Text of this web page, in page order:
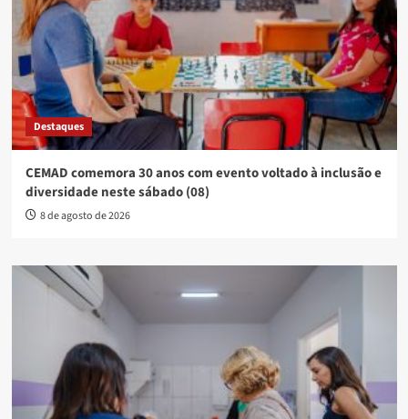
Destaques
CEMAD comemora 30 anos com evento voltado à inclusão e
diversidade neste sábado (08)
8 de agosto de 2026